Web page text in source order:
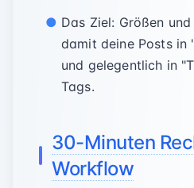
Das Ziel: Größen
damit deine Posts in
und gelegentlich in
Tags.
30-Minuten
Workflow